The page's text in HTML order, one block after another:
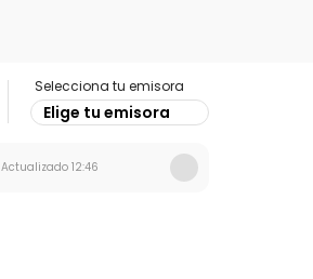
Selecciona tu emisora
Elige tu emisora
Actualizado 12:46